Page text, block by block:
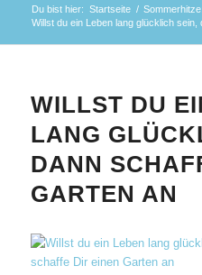
Du bist hier: Startseite /
Willst du ein Leben lang glücklich sein,
WILLST DU
LANG
DANN
GARTEN AN